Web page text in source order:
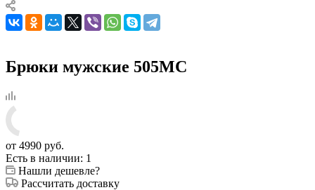
Брюки мужские 505МС
от 4990 руб.
Есть в наличии: 1
Нашли дешевле?
Рассчитать доставку